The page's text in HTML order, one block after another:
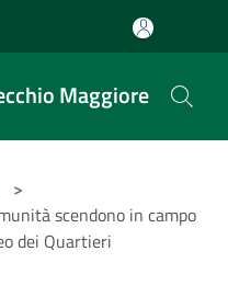
Maggiore
>
scendono in campo
dei Quartieri